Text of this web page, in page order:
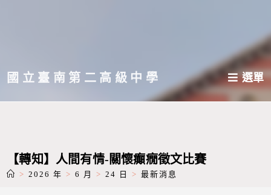
主國立臺南第二高級中學 選單
【轉知】人間有情-關懷癲癇徵文比賽
> 2026 年 > 6 月 > 24 日 > 最新消息